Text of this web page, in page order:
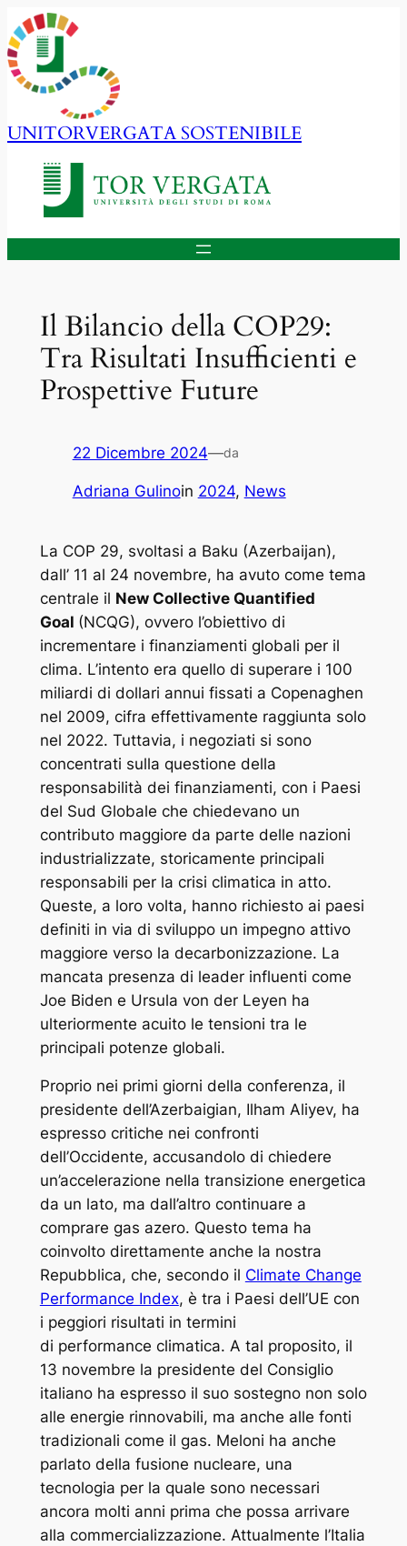
Vai
al
contenuto
UNITORVERGATA SOSTENIBILE
Il Bilancio della COP29:
Tra Risultati Insufficienti e
Prospettive Future
22 Dicembre 2024—da
Adriana Gulinoin 2024, News
La COP 29, svoltasi a Baku (Azerbaijan),
dall’ 11 al 24 novembre, ha avuto come tema
centrale il New Collective Quantified
Goal (NCQG), ovvero l’obiettivo di
incrementare i finanziamenti globali per il
clima. L’intento era quello di superare i 100
miliardi di dollari annui fissati a Copenaghen
nel 2009, cifra effettivamente raggiunta solo
nel 2022. Tuttavia, i negoziati si sono
concentrati sulla questione della
responsabilità dei finanziamenti, con i Paesi
del Sud Globale che chiedevano un
contributo maggiore da parte delle nazioni
industrializzate, storicamente principali
responsabili per la crisi climatica in atto.
Queste, a loro volta, hanno richiesto ai paesi
definiti in via di sviluppo un impegno attivo
maggiore verso la decarbonizzazione. La
mancata presenza di leader influenti come
Joe Biden e Ursula von der Leyen ha
ulteriormente acuito le tensioni tra le
principali potenze globali.
Proprio nei primi giorni della conferenza, il
presidente dell’Azerbaigian, Ilham Aliyev, ha
espresso critiche nei confronti
dell’Occidente, accusandolo di chiedere
un’accelerazione nella transizione energetica
da un lato, ma dall’altro continuare a
comprare gas azero. Questo tema ha
coinvolto direttamente anche la nostra
Repubblica, che, secondo il Climate Change
Performance Index, è tra i Paesi dell’UE con
i peggiori risultati in termini
di performance climatica. A tal proposito, il
13 novembre la presidente del Consiglio
italiano ha espresso il suo sostegno non solo
alle energie rinnovabili, ma anche alle fonti
tradizionali come il gas. Meloni ha anche
parlato della fusione nucleare, una
tecnologia per la quale sono necessari
ancora molti anni prima che possa arrivare
alla commercializzazione. Attualmente l’Italia